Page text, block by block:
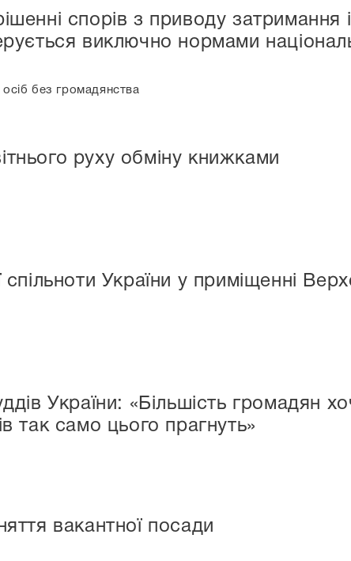
спорів з приводу затримання
виключно нормами
осіб без громадянства
руху обміну книжками
спільноти України у приміщенні
України: «Більшість громадян
так само цього прагнуть»
вакантної посади